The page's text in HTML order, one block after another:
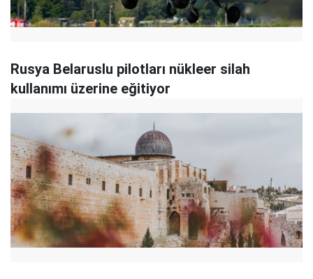
Rusya Belaruslu pilotları nükleer silah
kullanımı üzerine eğitiyor